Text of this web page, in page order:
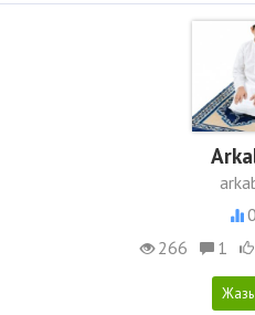
0
266
1